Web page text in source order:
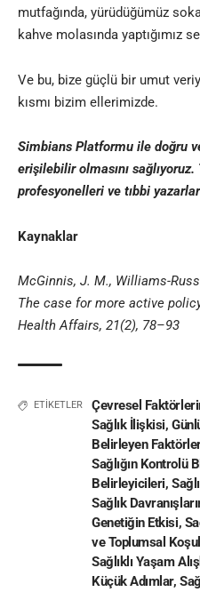
mutfağında, yürüdüğümüz
kahve molasında yaptığımız
Ve bu, bize güçlü bir umut
kısmı bizim ellerimizde.
Simbians Platformu ile doğru
erişilebilir olmasını
profesyonelleri ve tıbbi yazar
Kaynaklar
McGinnis, J. M., Williams-
The case for more active
Health Affairs, 21(2), 78–93
ETİKETLER Çevresel
Sağlık İlişkisi,
Belirleyen Faktörler
Sağlığın Kontrolü
Belirleyicileri,
Sağlık
Genetiğin Etkisi,
ve Toplumsal
Sağlıklı Yaşam
Küçük Adımlar,